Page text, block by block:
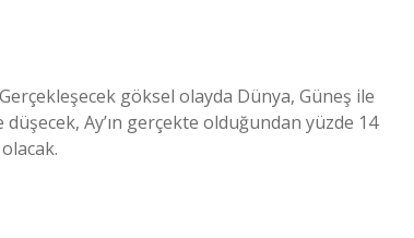
göksel olayda Dünya, Güneş ile
Ay’ın gerçekte olduğundan yüzde 14